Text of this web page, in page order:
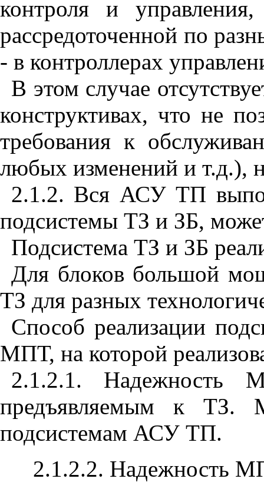
контроля и
рассредоточенной по
- в контроллерах
В этом случае
конструктивах, что не
требования к
любых изменений и т.д.),
2.1.2. Вся АСУ ТП
подсистемы ТЗ и ЗБ,
Подсистема ТЗ и ЗБ
Для блоков большой
ТЗ для разных
Способ реализации
МПТ, на которой
2.1.2.1. Надежность
предъявляемым к ТЗ.
подсистемам АСУ ТП.
2.1.2.2. Надежность